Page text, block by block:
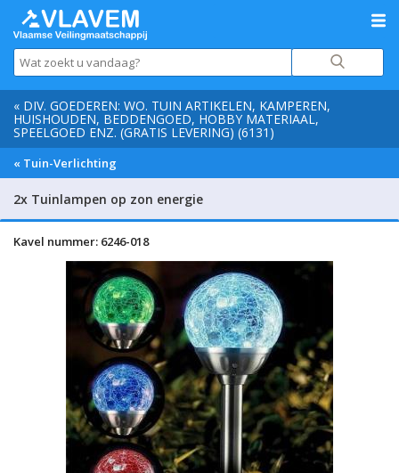
« DIV. GOEDEREN: WO. TUIN ARTIKELEN, KAMPEREN,
HUISHOUDEN, BEDDENGOED, HOBBY MATERIAAL,
SPEELGOED ENZ. (GRATIS LEVERING) (6131)
« Tuin-Verlichting
2x Tuinlampen op zon energie
Kavel nummer: 6246-018